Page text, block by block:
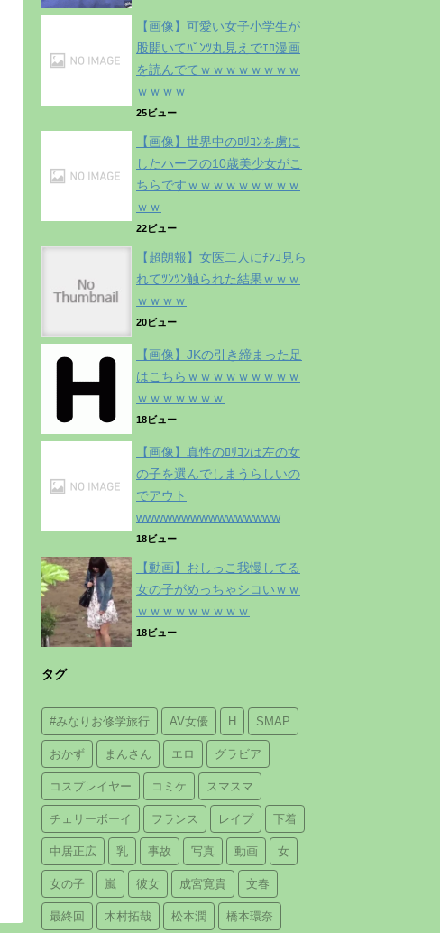
【画像】可愛い女子小学生が
股開いてﾊﾟﾝﾂ丸見えでｴﾛ漫画
を読んでてｗｗｗｗｗｗｗｗ
ｗｗｗｗ
25ビュー
【画像】世界中のﾛﾘｺﾝを虜に
したハーフの10歳美少女がこ
ちらですｗｗｗｗｗｗｗｗｗ
ｗｗ
22ビュー
【超朗報】女医二人にﾁﾝｺ見ら
れてﾂﾝﾂﾝ触られた結果ｗｗｗ
ｗｗｗｗ
20ビュー
【画像】JKの引き締まった足
はこちらｗｗｗｗｗｗｗｗｗ
ｗｗｗｗｗｗｗ
18ビュー
【画像】真性のﾛﾘｺﾝは左の女
の子を選んでしまうらしいの
でアウト
wwwwwwwwwwwwwwww
18ビュー
【動画】おしっこ我慢してる
女の子がめっちゃシコいｗｗ
ｗｗｗｗｗｗｗｗｗ
18ビュー
タグ
#みなりお修学旅行 AV女優 H SMAP
おかず まんさん エロ グラビア
コスプレイヤー コミケ スマスマ
チェリーボーイ フランス レイプ 下着
中居正広 乳 事故 写真 動画 女
女の子 嵐 彼女 成宮寛貴 文春
最終回 木村拓哉 松本潤 橋本環奈